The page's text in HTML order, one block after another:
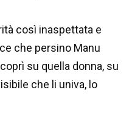
così inaspettata e
che persino Manu
su quella donna, su
che li univa, lo